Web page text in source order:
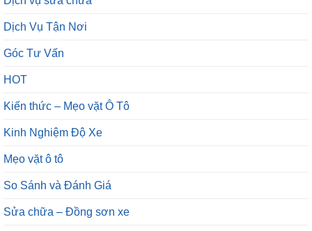
Dịch Vụ Tận Nơi
Góc Tư Vấn
HOT
Kiến thức – Mẹo vặt Ô Tô
Kinh Nghiệm Độ Xe
Mẹo vặt ô tô
So Sánh và Đánh Giá
Sửa chữa – Đồng sơn xe